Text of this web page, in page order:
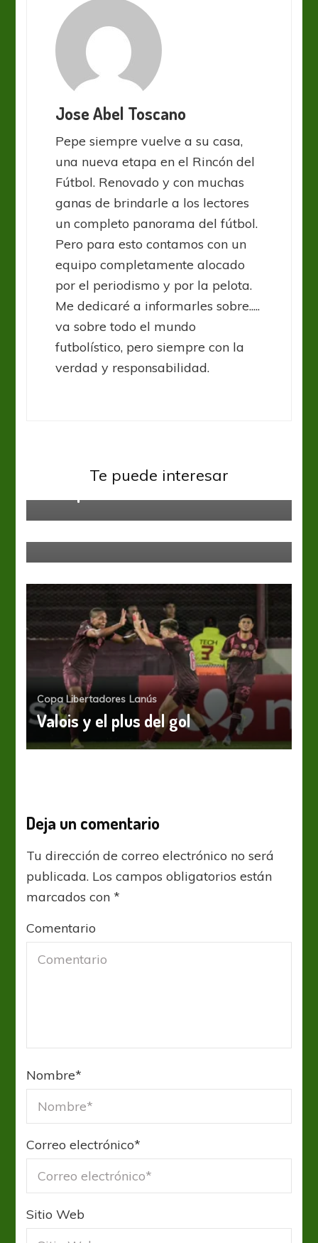
Jose Abel Toscano
Pepe siempre vuelve a su casa,
una nueva etapa en el Rincón del
Fútbol. Renovado y con muchas
ganas de brindarle a los lectores
un completo panorama del fútbol.
Pero para esto contamos con un
equipo completamente alocado
por el periodismo y por la pelota.
Me dedicaré a informarles sobre.....
va sobre todo el mundo
futbolístico, pero siempre con la
verdad y responsabilidad.
Te puede interesar
ACL 2020: Ulsan Hyundai y
Persépolis decidirán el título
Copa Libertadores Lanús
Valois y el plus del gol
Deja un comentario
Tu dirección de correo electrónico no será
publicada. Los campos obligatorios están
marcados con*
Comentario
Nombre*
Correo electrónico*
Sitio Web